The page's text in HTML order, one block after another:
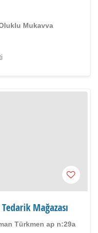
Mukavva
Mağazası
Türkmen ap n:29a